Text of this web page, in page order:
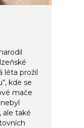
léta prožil
kde se
mače
ale také